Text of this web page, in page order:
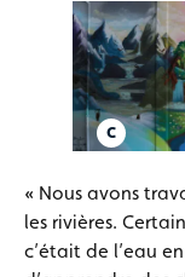
« Nous avons
les rivières.
c’était de l’eau